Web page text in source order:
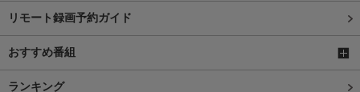
リモート録画予約ガイド
おすすめ番組
ランキング